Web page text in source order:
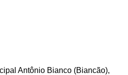
Antônio Bianco (Biancão),